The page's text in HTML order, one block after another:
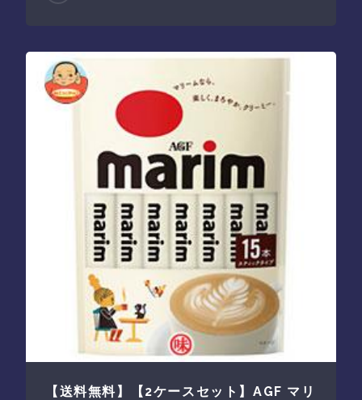
【送料無料】【2ケースセット】AGF マリ